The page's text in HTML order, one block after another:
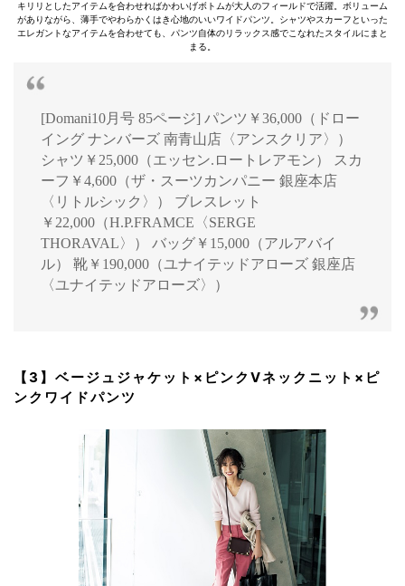
キリリとしたアイテムを合わせればかわいげボトムが大人のフィールドで活躍。ボリューム
がありながら、薄手でやわらかくはき心地のいいワイドパンツ。シャツやスカーフといった
エレガントなアイテムを合わせても、パンツ自体のリラックス感でこなれたスタイルにまと
まる。
[Domani10月号 85ページ] パンツ￥36,000（ドロー
イング ナンバーズ 南青山店〈アンスクリア〉）
シャツ￥25,000（エッセン.ロートレアモン） スカ
ーフ￥4,600（ザ・スーツカンパニー 銀座本店
〈リトルシック〉） ブレスレット
￥22,000（H.P.FRAMCE〈SERGE
THORAVAL〉） バッグ￥15,000（アルアバイ
ル） 靴￥190,000（ユナイテッドアローズ 銀座店
〈ユナイテッドアローズ〉）
【3】ベージュジャケット×ピンクVネックニット×ピ
ンクワイドパンツ